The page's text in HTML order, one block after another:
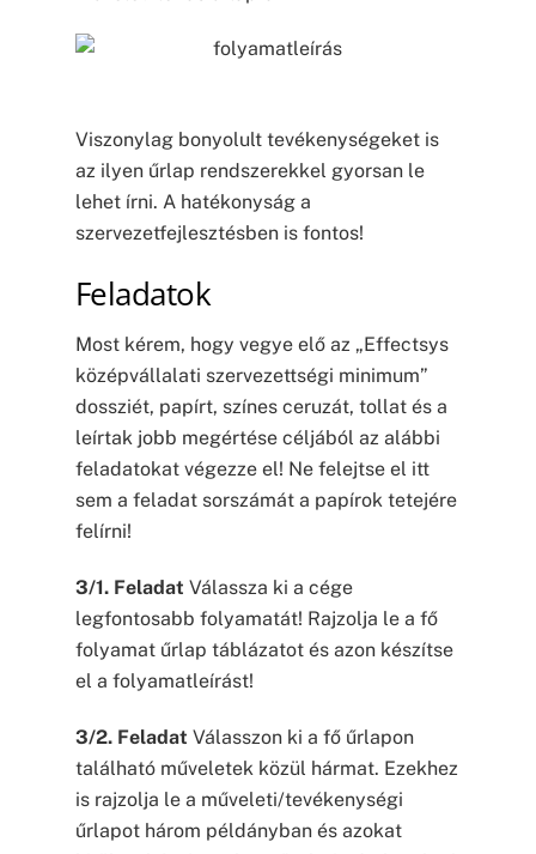
Viszonylag bonyolult tevékenységeket is
az ilyen űrlap rendszerekkel gyorsan le
lehet írni. A hatékonyság a
szervezetfejlesztésben is fontos!
Feladatok
Most kérem, hogy vegye elő az „Effectsys
középvállalati szervezettségi minimum”
dossziét, papírt, színes ceruzát, tollat és a
leírtak jobb megértése céljából az alábbi
feladatokat végezze el! Ne felejtse el itt
sem a feladat sorszámát a papírok tetejére
felírni!
3/1. Feladat Válassza ki a cége
legfontosabb folyamatát! Rajzolja le a fő
folyamat űrlap táblázatot és azon készítse
el a folyamatleírást!
3/2. Feladat Válasszon ki a fő űrlapon
található műveletek közül hármat. Ezekhez
is rajzolja le a műveleti/tevékenységi
űrlapot három példányban és azokat